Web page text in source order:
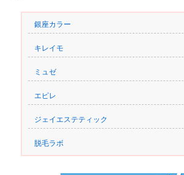
銀座カラー
キレイモ
ミュゼ
エピレ
ジェイエステティック
脱毛ラボ